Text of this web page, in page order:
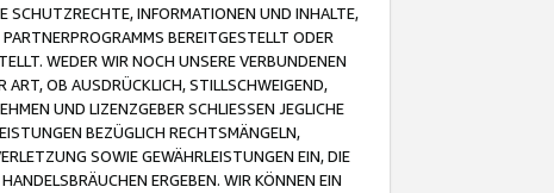
SCHUTZRECHTE, INFORMATIONEN UND INHALTE,
BEREITGESTELLT ODER
WEDER WIR NOCH UNSERE VERBUNDENEN
ART, OB AUSDRÜCKLICH, STILLSCHWEIGEND,
UND LIZENZGEBER SCHLIESSEN JEGLICHE
BEZÜGLICH RECHTSMÄNGELN,
SOWIE GEWÄHRLEISTUNGEN EIN, DIE
ERGEBEN. WIR KÖNNEN EIN